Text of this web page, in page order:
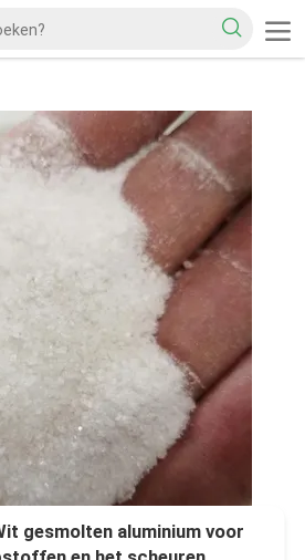
gesmolten aluminium voor